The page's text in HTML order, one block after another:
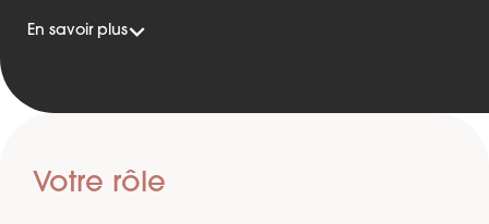
En savoir plus
Votre rôle